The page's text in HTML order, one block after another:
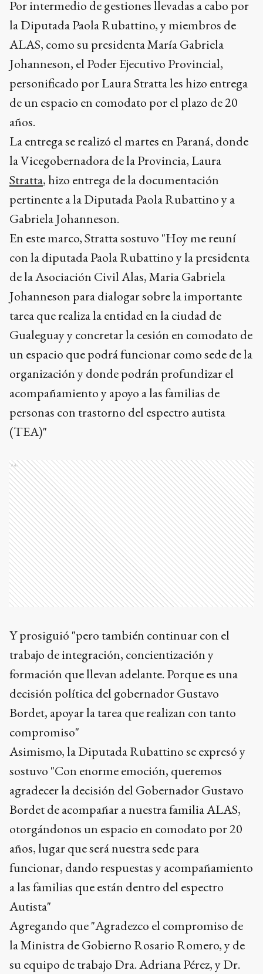
Por intermedio de gestiones llevadas a cabo por
la Diputada Paola Rubattino, y miembros de
ALAS, como su presidenta María Gabriela
Johanneson, el Poder Ejecutivo Provincial,
personificado por Laura Stratta les hizo entrega
de un espacio en comodato por el plazo de 20
años.
La entrega se realizó el martes en Paraná, donde
la Vicegobernadora de la Provincia, Laura
Stratta, hizo entrega de la documentación
pertinente a la Diputada Paola Rubattino y a
Gabriela Johanneson.
En este marco, Stratta sostuvo "Hoy me reuní
con la diputada Paola Rubattino y la presidenta
de la Asociación Civil Alas, Maria Gabriela
Johanneson para dialogar sobre la importante
tarea que realiza la entidad en la ciudad de
Gualeguay y concretar la cesión en comodato de
un espacio que podrá funcionar como sede de la
organización y donde podrán profundizar el
acompañamiento y apoyo a las familias de
personas con trastorno del espectro autista
(TEA)"
Ads
Y prosiguió "pero también continuar con el
trabajo de integración, concientización y
formación que llevan adelante. Porque es una
decisión política del gobernador Gustavo
Bordet, apoyar la tarea que realizan con tanto
compromiso"
Asimismo, la Diputada Rubattino se expresó y
sostuvo "Con enorme emoción, queremos
agradecer la decisión del Gobernador Gustavo
Bordet de acompañar a nuestra familia ALAS,
otorgándonos un espacio en comodato por 20
años, lugar que será nuestra sede para
funcionar, dando respuestas y acompañamiento
a las familias que están dentro del espectro
Autista"
Agregando que "Agradezco el compromiso de
la Ministra de Gobierno Rosario Romero, y de
su equipo de trabajo Dra. Adriana Pérez, y Dr.